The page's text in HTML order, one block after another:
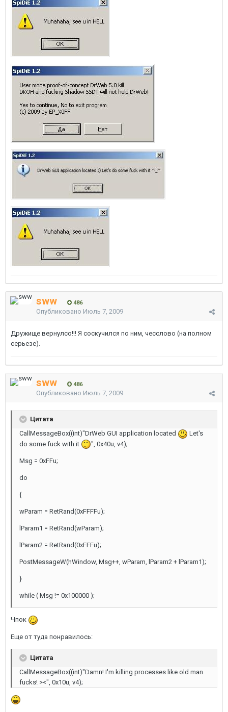
sww 486
Опубликовано Июль 7, 2009
Дружище вернулсо!!! Я соскучился по ним, чесслово (на полном
серьезе).
sww 486
Опубликовано Июль 7, 2009
Цитата
CallMessageBox((int)"DrWeb GUI application located
Let's
do some fuck with it
", 0x40u, v4);
Msg = 0xFFu;
do
{
wParam = RetRand(0xFFFFu);
lParam1 = RetRand(wParam);
lParam2 = RetRand(0xFFFu);
PostMessageW(hWindow, Msg++, wParam, lParam2 + lParam1);
}
while ( Msg != 0x100000 );
Чпок
Еще от туда понравилось:
Цитата
CallMessageBox((int)"Damn! I'm killing processes like old man
fucks! ><", 0x10u, v4);